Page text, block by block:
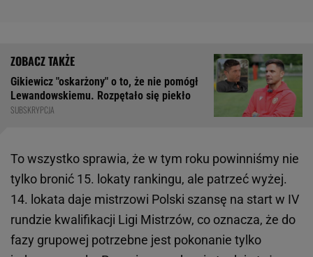
Gikiewicz "oskarżony" o to, że nie pomógł
Lewandowskiemu. Rozpętało się piekło
SUBSKRYPCJA
To wszystko sprawia, że w tym roku powinniśmy nie
tylko bronić 15. lokaty rankingu, ale patrzeć wyżej.
14. lokata daje mistrzowi Polski szansę na start w IV
rundzie kwalifikacji Ligi Mistrzów, co oznacza, że do
fazy grupowej potrzebne jest pokonanie tylko